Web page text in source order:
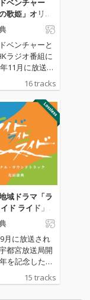
ベンチャー
歌姫」オリジ
ウンドトラッ
ベンチャーと
ラジオ番組に
11月に放送さ
ラジオドラマ
歌姫』のオリ
サウンドトラ
14年という時を
で登場。作編
ロノ・トリガ
『ダンジョン
を手掛けるプ
・スタジオの
が全曲担当。
た砂漠の街を
た躍動感あふ
界ファンタジ
ドラマの世界
典が楽曲で表
ても貴重なア
ス。
16 tracks
域ドラマ「ラ
ド ライド」オ
・サウンドト
月に放送され
都宮放送局開
を記念した栃
ドラマ『ライ
ライド』のオ
15 tracks